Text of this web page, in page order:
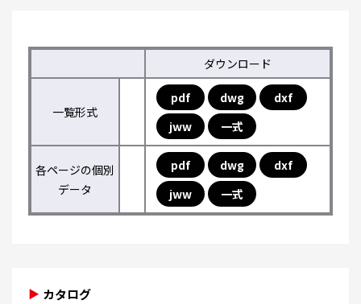
ダウンロード
一覧形式
pdf dwg
dxf
jww
一式
各ページの個別
データ
pdf dwg
dxf
jww
一式
カタログ